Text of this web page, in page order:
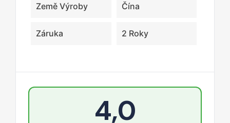
Země Výroby Čína
Záruka 2 Roky
4,0